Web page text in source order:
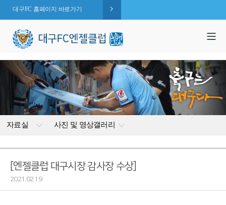
대구FC 홈페이지 바로가기
자료실 사진 및 영상갤러리
[엔젤클럽 대구시장 감사장 수상]
2021.02.19